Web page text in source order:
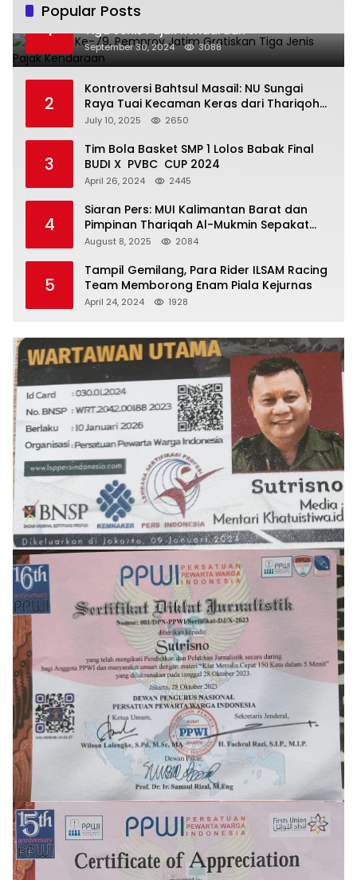
Popular Posts
1
Hari Jadi Ke-79, Pemprov Jatim Gratiskan
Tiga Jenis Pajak Kendaraan
September 30, 2024 3088
2
Kontroversi Bahtsul Masail: NU Sungai
Raya Tuai Kecaman Keras dari Thariqoh
Al Mu’min
July 10, 2025 2650
3
Tim Bola Basket SMP 1 Lolos Babak Final
BUDI X PVBC CUP 2024
April 26, 2024 2445
4
Siaran Pers: MUI Kalimantan Barat dan
Pimpinan Thariqah Al-Mukmin Sepakat
Jaga Umat
August 8, 2025 2084
5
Tampil Gemilang, Para Rider ILSAM Racing
Team Memborong Enam Piala Kejurnas
April 24, 2024 1928